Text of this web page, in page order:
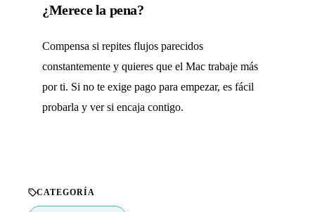
¿Merece la pena?
Compensa si repites flujos parecidos
constantemente y quieres que el Mac trabaje más
por ti. Si no te exige pago para empezar, es fácil
probarla y ver si encaja contigo.
CATEGORÍA